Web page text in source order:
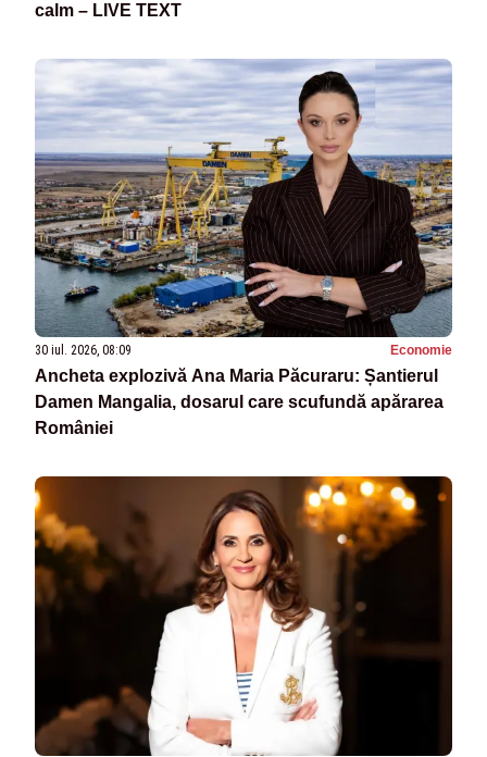
calm – LIVE TEXT
30 iul. 2026, 08:09 Economie
Ancheta explozivă Ana Maria Păcuraru: Șantierul
Damen Mangalia, dosarul care scufundă apărarea
României